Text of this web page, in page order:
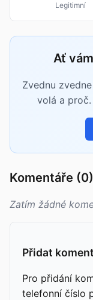
Legitimní
Ať
Zvednu
volá a
Komentáře (0)
Zatím žádné
Přidat
Pro přidání
telefonní číslo